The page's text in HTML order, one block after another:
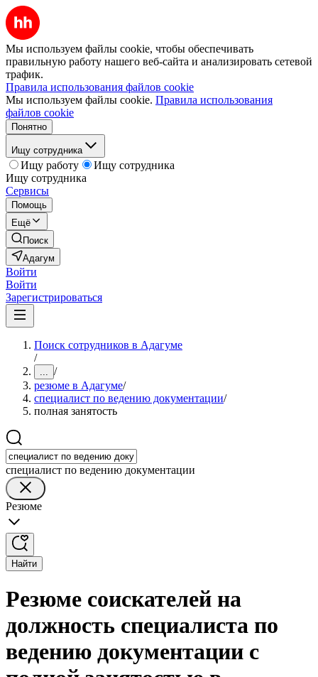
Мы используем файлы cookie, чтобы обеспечивать
правильную работу нашего веб-сайта и анализировать сетевой
трафик.
Правила использования файлов cookie
Мы используем файлы cookie. Правила использования
файлов cookie
Понятно
Ищу сотрудника
Ищу работу
Ищу сотрудника
Ищу сотрудника
Сервисы
Помощь
Ещё
Поиск
Адагум
Войти
Войти
Зарегистрироваться
Поиск сотрудников в Адагуме
/
... /
резюме в Адагуме/
специалист по ведению документации/
полная занятость
специалист по ведению документации
Резюме
Найти
Резюме соискателей на
должность специалиста по
ведению документации с